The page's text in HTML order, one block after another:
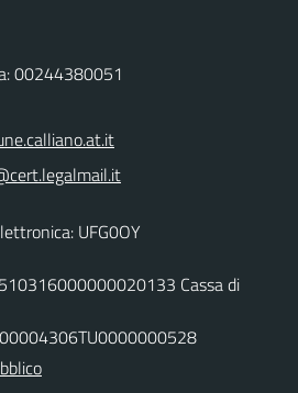
00244380051
UFG0OY
Cassa di